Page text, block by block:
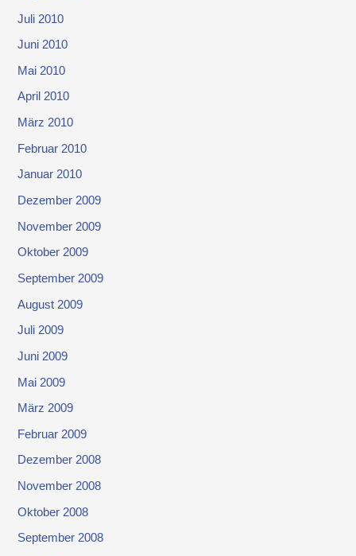
Juli 2010
Juni 2010
Mai 2010
April 2010
März 2010
Februar 2010
Januar 2010
Dezember 2009
November 2009
Oktober 2009
September 2009
August 2009
Juli 2009
Juni 2009
Mai 2009
März 2009
Februar 2009
Dezember 2008
November 2008
Oktober 2008
September 2008